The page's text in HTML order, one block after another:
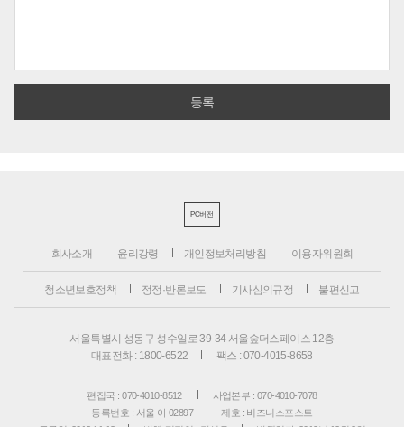
PC버전
회사소개 윤리강령 개인정보처리방침 이용자위원회
청소년보호정책 정정·반론보도 기사심의규정 불편신고
서울특별시 성동구 성수일로 39-34 서울숲더스페이스 12층
대표전화 : 1800-6522
팩스 : 070-4015-8658
편집국 : 070-4010-8512
사업본부 : 070-4010-7078
등록번호 : 서울 아 02897
제호 : 비즈니스포스트